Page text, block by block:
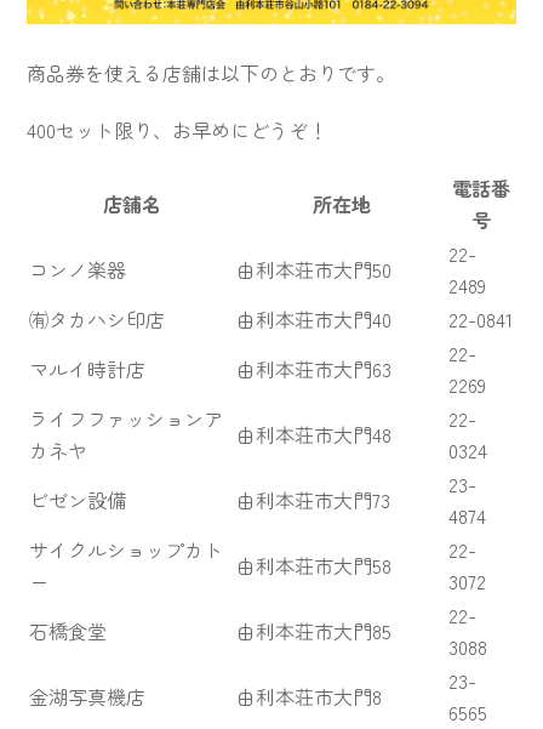
商品券を使える店舗は以下のとおりです。
400セット限り、お早めにどうぞ！
店舗名 所在地
電話番
号
コンノ楽器
由利本荘市大門50
22-
2489
㈲タカハシ印店
由利本荘市大門40
22-0841
マルイ時計店
由利本荘市大門63
22-
2269
ライフファッションア
カネヤ
由利本荘市大門48
22-
0324
ビゼン設備
由利本荘市大門73
23-
4874
サイクルショップカト
ー
由利本荘市大門58
22-
3072
石橋食堂
由利本荘市大門85
22-
3088
金湖写真機店
由利本荘市大門8
23-
6565